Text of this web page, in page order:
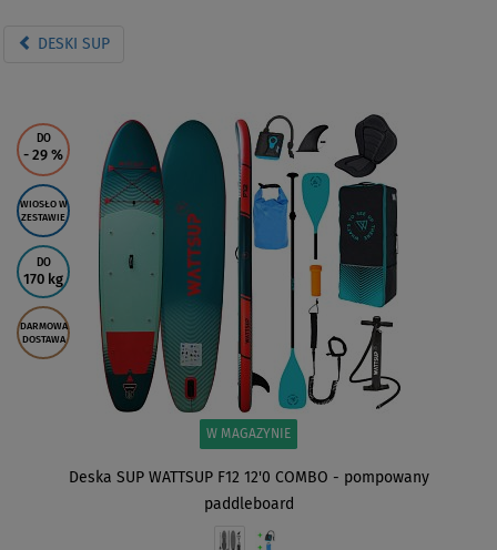
DESKI SUP
DO
- 29 %
WIOSŁO W
ZESTAWIE
DO
170 kg
DARMOWA
DOSTAWA
W MAGAZYNIE
Deska SUP WATTSUP F12 12'0 COMBO - pompowany
paddleboard